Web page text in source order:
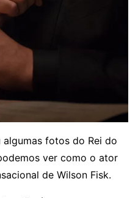
fotos do Rei do
ver como o ator
de Wilson Fisk.